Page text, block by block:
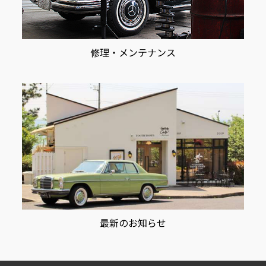
修理・メンテナンス
最新のお知らせ